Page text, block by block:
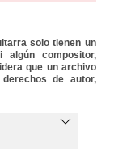
solo tienen un
compositor,
que un archivo
de autor,